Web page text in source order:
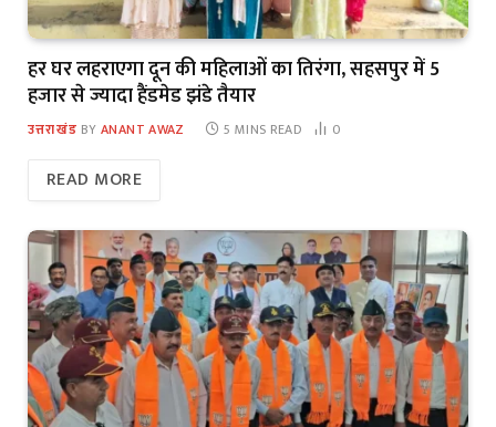
हर घर लहराएगा दून की महिलाओं का तिरंगा, सहसपुर में 5
हजार से ज्यादा हैंडमेड झंडे तैयार
उत्तराखंड BY ANANT AWAZ 5 MINS READ 0
READ MORE